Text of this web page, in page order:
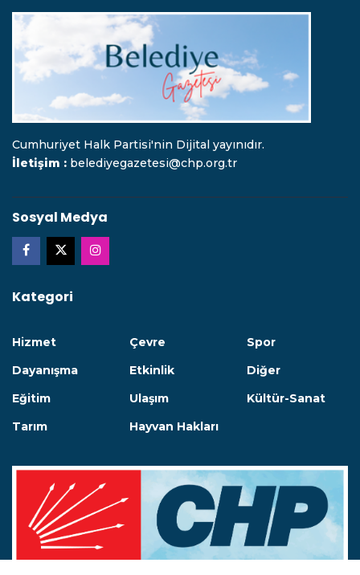
Cumhuriyet Halk Partisi'nin Dijital yayınıdır.
İletişim : belediyegazetesi@chp.org.tr
Sosyal Medya
Kategori
Hizmet
Dayanışma
Eğitim
Tarım
Çevre
Etkinlik
Ulaşım
Hayvan Hakları
Spor
Diğer
Kültür-Sanat